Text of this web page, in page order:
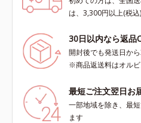
は、3,300円以上(税
30日以内なら返品
開封後でも発送日か
※商品返送料はオル
最短ご注文翌日お
一部地域を除き、最
ます